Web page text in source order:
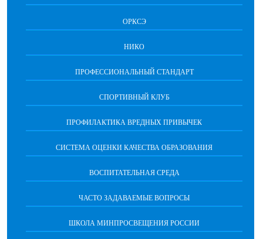
ОРКСЭ
НИКО
ПРОФЕССИОНАЛЬНЫЙ СТАНДАРТ
СПОРТИВНЫЙ КЛУБ
ПРОФИЛАКТИКА ВРЕДНЫХ ПРИВЫЧЕК
CИСТЕМА ОЦЕНКИ КАЧЕСТВА ОБРАЗОВАНИЯ
ВОСПИТАТЕЛЬНАЯ СРЕДА
ЧАСТО ЗАДАВАЕМЫЕ ВОПРОСЫ
ШКОЛА МИНПРОСВЕЩЕНИЯ РОССИИ